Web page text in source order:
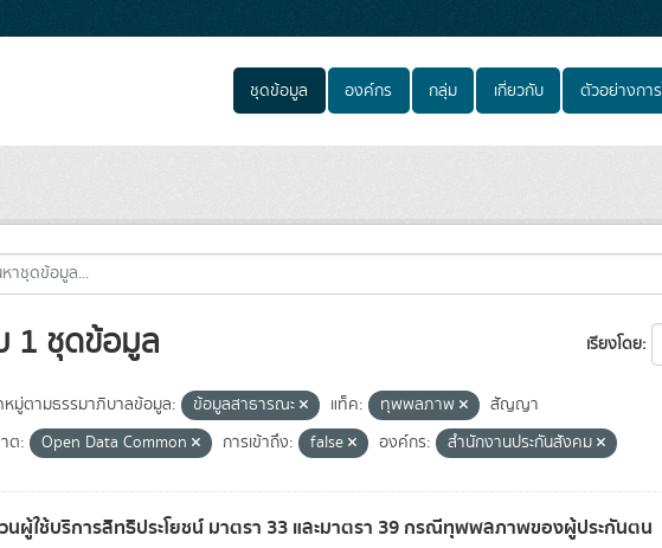
ชุดข้อมูล องค์กร กลุ่ม เกี่ยวกับ ตัวอย่างกา
เรียงโดย
1 ชุดข้อมูล
หมู่ตามธรรมาภิบาลข้อมูล: ข้อมูลสาธารณะ แท็ค: ทุพพลภาพ
สัญญา
ต:
Open Data Common การเข้าถึง: false องค์กร: สำนักงานประกันสังคม
นผู้ใช้บริการสิทธิประโยชน์ มาตรา 33 และมาตรา 39 กรณีทุพพลภาพของผู้ประกันตน